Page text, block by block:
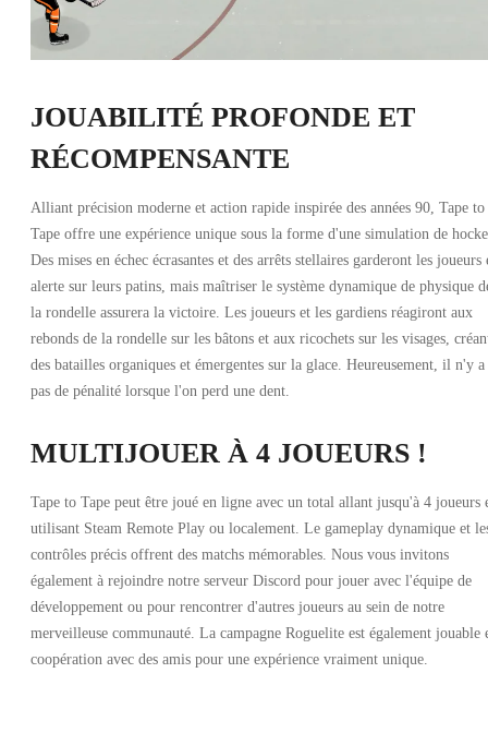
JOUABILITÉ PROFONDE ET
RÉCOMPENSANTE
Alliant précision moderne et action rapide inspirée des années 90, Tape to
Tape offre une expérience unique sous la forme d'une simulation de
Des mises en échec écrasantes et des arrêts stellaires garderont les joueurs
alerte sur leurs patins, mais maîtriser le système dynamique de physique
la rondelle assurera la victoire. Les joueurs et les gardiens réagiront aux
rebonds de la rondelle sur les bâtons et aux ricochets sur les visages,
des batailles organiques et émergentes sur la glace. Heureusement, il n'y a
pas de pénalité lorsque l'on perd une dent.
MULTIJOUER À 4 JOUEURS !
Tape to Tape peut être joué en ligne avec un total allant jusqu'à 4 joueurs
utilisant Steam Remote Play ou localement. Le gameplay dynamique et
contrôles précis offrent des matchs mémorables. Nous vous invitons
également à rejoindre notre serveur Discord pour jouer avec l'équipe de
développement ou pour rencontrer d'autres joueurs au sein de notre
merveilleuse communauté. La campagne Roguelite est également jouable
coopération avec des amis pour une expérience vraiment unique.